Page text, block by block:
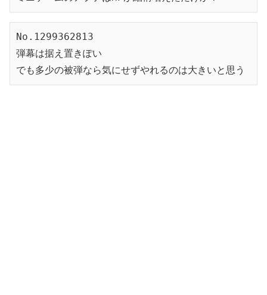
No.1299362813
弾幕は据え置きぽい
でも多少の被弾なら気にせずやれるのは大きいと思う